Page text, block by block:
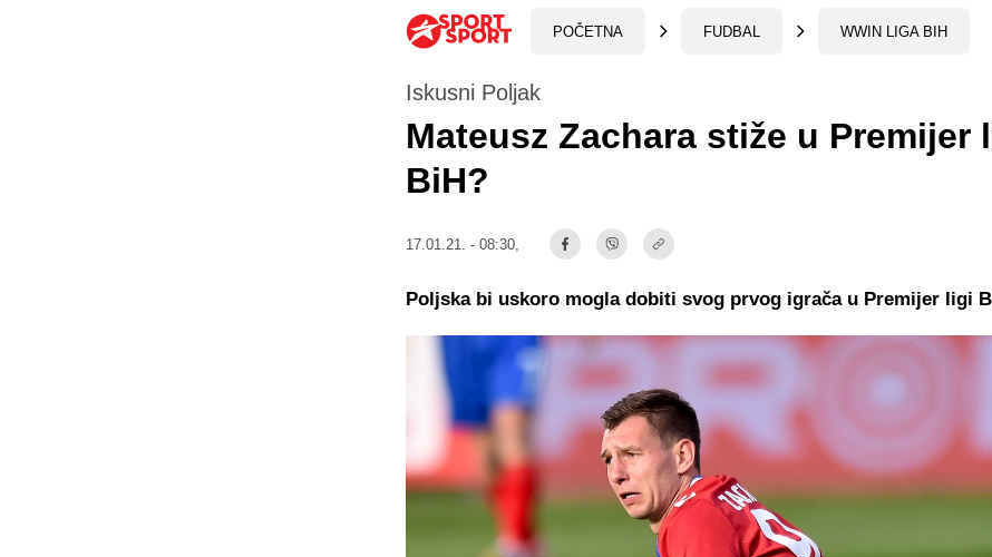
POČETNA FUDBAL WWIN LIGA BIH
Iskusni Poljak
Mateusz Zachara stiže u Premijer
BiH?
17.01.21. - 08:30,
Poljska bi uskoro mogla dobiti svog prvog igrača u Premijer ligi